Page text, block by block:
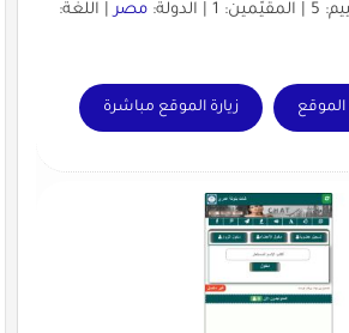
مصر| اللغة:
زيارة الموقع مباشرة